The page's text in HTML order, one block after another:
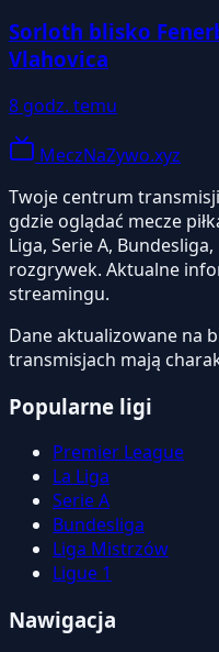
Sorloth blisko
Vlahovica
8 godz. temu
MeczNaZywo.xyz
Twoje centrum
gdzie oglądać mecze
Liga, Serie A,
rozgrywek. Aktualne
streamingu.
Dane aktualizowane na
transmisjach mają
Popularne ligi
Premier League
La Liga
Serie A
Bundesliga
Liga Mistrzów
Ligue 1
Nawigacja